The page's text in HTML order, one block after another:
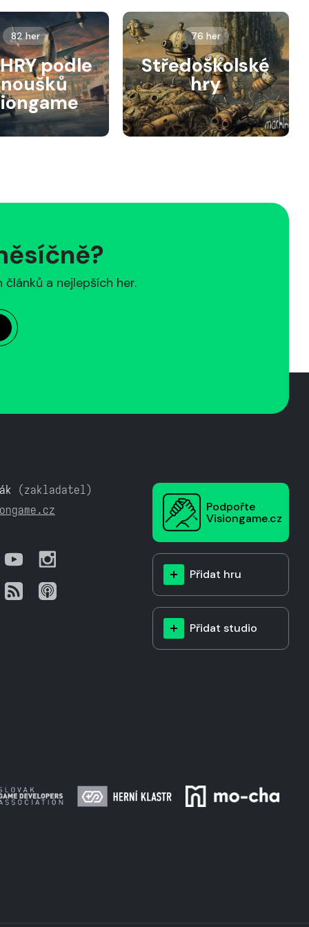
82 her
podle
76 her
Středoškolské
hry
a nejlepších her.
(zakladatel)
Podpořte
Visiongame.cz
Přidat hru
Přidat studio